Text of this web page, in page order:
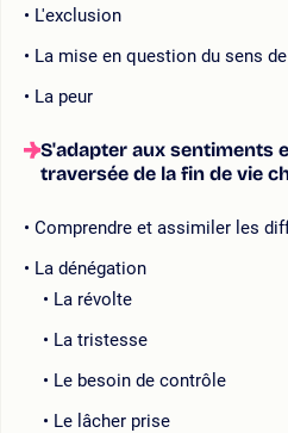
L'exclusion
La mise en question du sens
La peur
S'adapter aux sentiments
traversée de la fin de vie
Comprendre et assimiler les
La dénégation
La révolte
La tristesse
Le besoin de contrôle
Le lâcher prise